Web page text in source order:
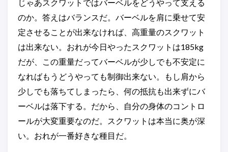
じゃあスクワットではバーベルをどうやって支える
のか。答えはバランスだ。バーベルを肩に乗せて安
定させることが出来なければ、高重量のスクワット
は出来ない。おれが今日やったスクワットは185kg
だが、この重量だってバーベルが少しでも不安定に
なればもうどうやっても制御出来ない。もし肩から
少しでも落ちてしまったら、何の抵抗も出来ずにバ
ーベルは落下する。だから、自分の身体のコントロ
ールが大変重要なのだ。スクワットは本当に奥が深
い。おれが一番好きな種目だ。